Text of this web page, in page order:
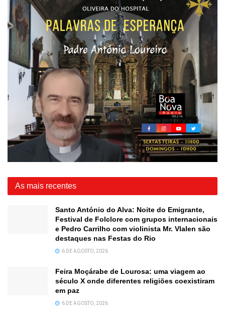
As mais recentes
Santo António do Alva: Noite do Emigrante,
Festival de Folclore com grupos internacionais
e Pedro Carrilho com violinista Mr. Vlalen são
destaques nas Festas do Rio
6 DE AGOSTO, 2026
Feira Moçárabe de Lourosa: uma viagem ao
século X onde diferentes religiões coexistiram
em paz
6 DE AGOSTO, 2026